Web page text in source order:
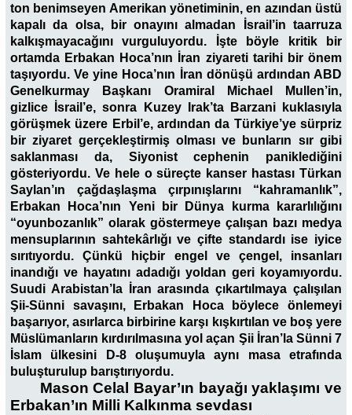
ton benimseyen Amerikan yönetiminin, en azından üstü
kapalı da olsa, bir onayını almadan İsrail’in taarruza
kalkışmayacağını vurguluyordu. İşte böyle kritik bir
ortamda Erbakan Hoca’nın İran ziyareti tarihi bir önem
taşıyordu. Ve yine Hoca’nın İran dönüşü ardından ABD
Genelkurmay Başkanı Oramiral Michael Mullen’in,
gizlice İsrail’e, sonra Kuzey Irak’ta Barzani kuklasıyla
görüşmek üzere Erbil’e, ardından da Türkiye’ye sürpriz
bir ziyaret gerçekleştirmiş olması ve bunların sır gibi
saklanması da, Siyonist cephenin paniklediğini
gösteriyordu. Ve hele o süreçte kanser hastası Türkan
Saylan’ın çağdaşlaşma çırpınışlarını “kahramanlık”,
Erbakan Hoca’nın Yeni bir Dünya kurma kararlılığını
“oyunbozanlık” olarak göstermeye çalışan bazı medya
mensuplarının sahtekârlığı ve çifte standardı ise iyice
sırıtıyordu. Çünkü hiçbir engel ve çengel, insanları
inandığı ve hayatını adadığı yoldan geri koyamıyordu.
Suudi Arabistan’la İran arasında çıkartılmaya çalışılan
Şii-Sünni savaşını, Erbakan Hoca böylece önlemeyi
başarıyor, asırlarca birbirine karşı kışkırtılan ve boş yere
Müslümanların kırdırılmasına yol açan Şii İran’la Sünni 7
İslam ülkesini D-8 oluşumuyla aynı masa etrafında
buluşturulup barıştırıyordu.
Mason Celal Bayar’ın bayağı yaklaşımı ve
Erbakan’ın Milli Kalkınma sevdası